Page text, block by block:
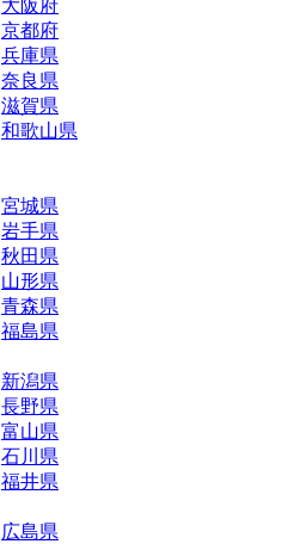
大阪府
京都府
兵庫県
奈良県
滋賀県
和歌山県
宮城県
岩手県
秋田県
山形県
青森県
福島県
新潟県
長野県
富山県
石川県
福井県
広島県